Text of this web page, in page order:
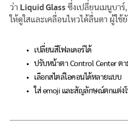
ว่า Liquid Glass ซึ่งเปลี่ยนเมนูบา
ให้ดูใสและเคลื่อนไหวได้ลื่นตา ผู้ใช้
เปลี่ยนสีโฟลเดอร์ได้
ปรับหน้าตา Control Center ตา
เลือกสไตล์ไอคอนได้หลายแบบ
ใส่ emoji และสัญลักษณ์ตกแต่งโ